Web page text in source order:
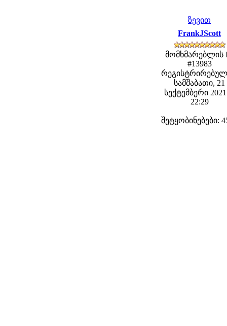
ზევით
FrankJScott
მომხმარებლის
#13983
სამშაბათი, 21
სექტემბერი
22:29
შეტყობინებები: